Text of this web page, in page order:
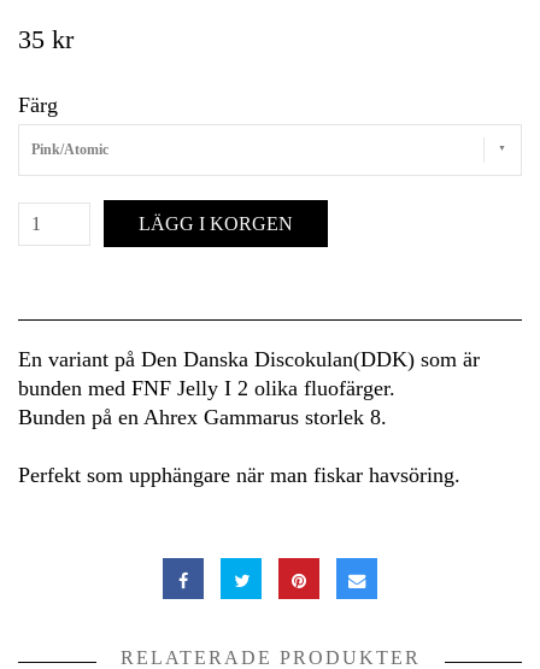
35 kr
Färg
Pink/Atomic
LÄGG I KORGEN
En variant på Den Danska Discokulan(DDK) som är
bunden med FNF Jelly I 2 olika fluofärger.
Bunden på en Ahrex Gammarus storlek 8.
Perfekt som upphängare när man fiskar havsöring.
RELATERADE PRODUKTER